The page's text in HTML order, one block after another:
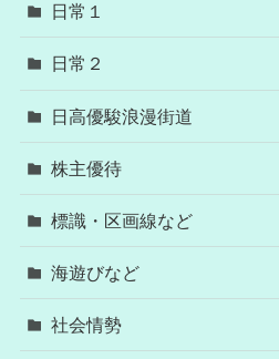
日常１
日常２
日高優駿浪漫街道
株主優待
標識・区画線など
海遊びなど
社会情勢